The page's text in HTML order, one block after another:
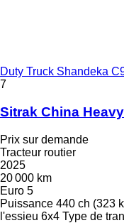
Duty Truck Shandeka
7
Sitrak China
Prix sur demande
Tracteur routier
2025
20 000 km
Euro 5
Puissance 440 ch (323
l'essieu 6x4 Type de